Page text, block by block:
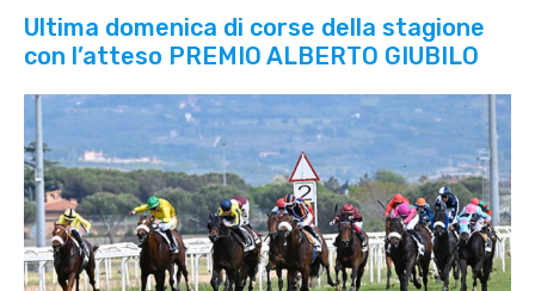
Ultima domenica di corse della stagione
con l’atteso PREMIO ALBERTO GIUBILO